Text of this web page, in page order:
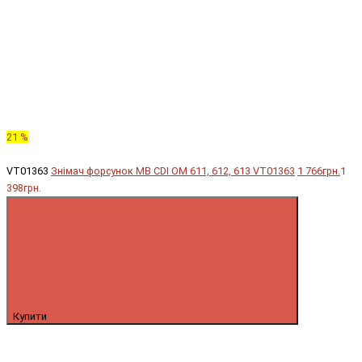
21 %
VT01363 Знімач форсунок MB CDI OM 611, 612, 613 VT01363 1 766грн. 1
398грн.
Купити